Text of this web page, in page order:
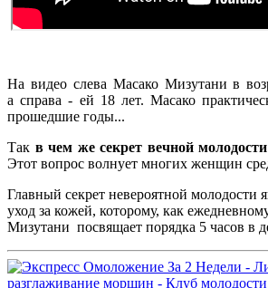
На видео слева Масако Мизутани в
а справа - ей 18 лет. Масако
прошедшие годы...
Так в чем же секрет вечной
Этот вопрос волнует многих женщин
Главный секрет невероятной молодости
уход за кожей, которому, как
Мизутани посвящает порядка 5 часов в